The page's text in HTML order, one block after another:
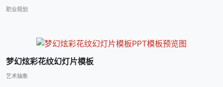
职业规划
梦幻炫彩花纹幻灯片模板
艺术抽象